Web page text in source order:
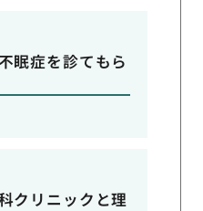
眠症を診てもら
クリニックと理